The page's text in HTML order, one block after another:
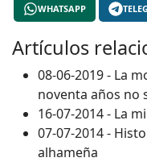
WHATSAPP
Artículos
08-06-2019 - La
noventa años no
16-07-2014 - La
07-07-2014 -
alhameña